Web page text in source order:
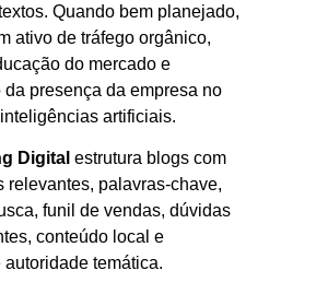
Quando bem planejado,
ativo de tráfego orgânico,
do mercado e
da presença da empresa no
artificiais.
Digital estrutura blogs com
relevantes, palavras-chave,
funil de vendas, dúvidas
conteúdo local e
temática.